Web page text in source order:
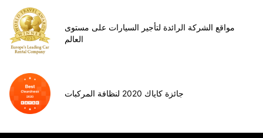
مواقع الشركة الرائدة لتأجير السيارات على مستوى
العالم
جائزة كاياك 2020 لنظافة المركبات